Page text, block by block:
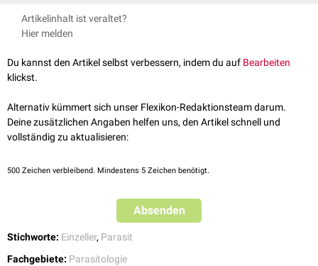
Der Befall eines Menschen ist durch
möglich. Die Parasiten befallen den Verdauungstrakt und machen sich
Schleimhautulzera und hervorrufen. Therapeutisch werden u.a.
Metronidazol
eingesetzt.
Artikelinhalt ist veraltet?
Hier melden
Du kannst den Artikel selbst verbessern, indem du auf Bearbeiten
klickst.
Alternativ kümmert sich unser Flexikon-Redaktionsteam darum.
Deine zusätzlichen Angaben helfen uns, den Artikel schnell und
vollständig zu aktualisieren:
500 Zeichen verbleibend. Mindestens 5 Zeichen benötigt.
Absenden
Stichworte: Einzeller, Parasit
Fachgebiete: Parasitologie